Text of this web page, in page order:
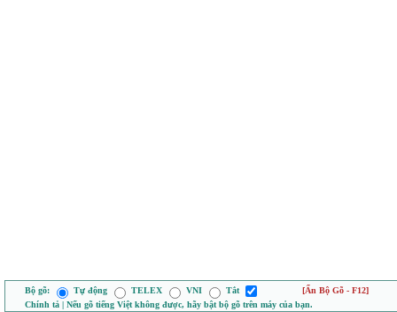
Bộ gõ: Tự động TELEX VNI Tắt
[Ẩn Bộ Gõ - F12]
Chính tả | Nếu gõ tiếng Việt không được, hãy bật bộ gõ trên máy của bạn.